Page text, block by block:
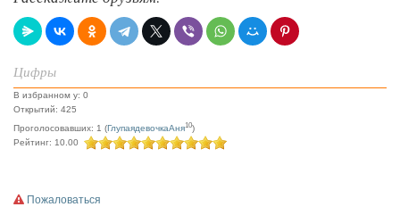
Цифры
В избранном у: 0
Открытий: 425
Проголосовавших: 1 (ГлупаядевочкаАня10)
Рейтинг: 10.00
Пожаловаться